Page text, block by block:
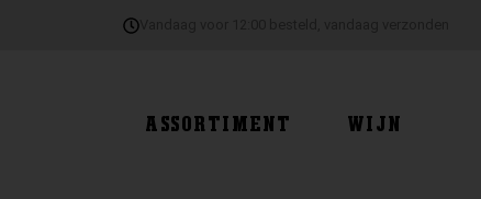
ASSORTIMENT WIJN